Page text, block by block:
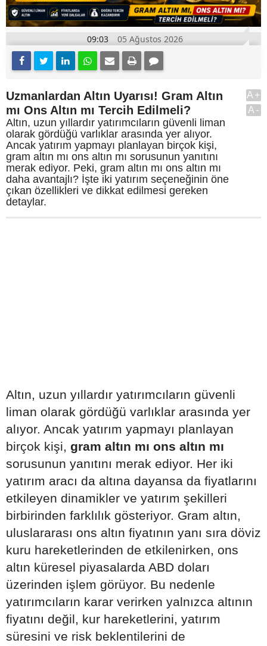
09:03 05 Ağustos 2026
Uzmanlardan Altın Uyarısı! Gram Altın
mı Ons Altın mı Tercih Edilmeli?
Altın, uzun yıllardır yatırımcıların güvenli liman
olarak gördüğü varlıklar arasında yer alıyor.
Ancak yatırım yapmayı planlayan birçok kişi,
gram altın mı ons altın mı sorusunun yanıtını
merak ediyor. Peki, gram altın mı ons altın mı
daha avantajlı? İşte iki yatırım seçeneğinin öne
çıkan özellikleri ve dikkat edilmesi gereken
detaylar.
A+
A-
Altın, uzun yıllardır yatırımcıların güvenli
liman olarak gördüğü varlıklar arasında yer
alıyor. Ancak yatırım yapmayı planlayan
birçok kişi, gram altın mı ons altın mı
sorusunun yanıtını merak ediyor. Her iki
yatırım aracı da altına dayansa da fiyatlarını
etkileyen dinamikler ve yatırım şekilleri
birbirinden farklılık gösteriyor. Gram altın,
uluslararası ons altın fiyatının yanı sıra döviz
kuru hareketlerinden de etkilenirken, ons
altın küresel piyasalarda ABD doları
üzerinden işlem görüyor. Bu nedenle
yatırımcıların karar verirken yalnızca altının
fiyatını değil, kur hareketlerini, yatırım
süresini ve risk beklentilerini de